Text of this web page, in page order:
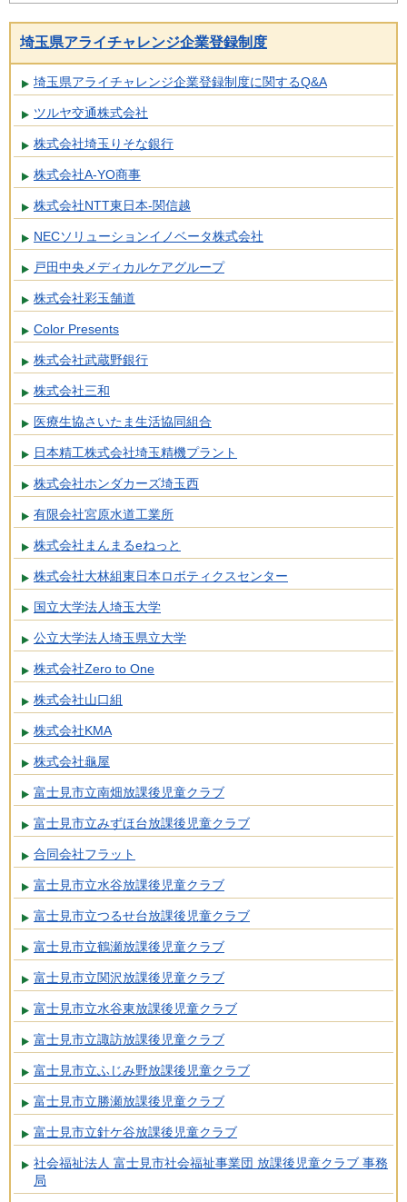
埼玉県アライチャレンジ企業登録制度
埼玉県アライチャレンジ企業登録制度に関するQ&A
ツルヤ交通株式会社
株式会社埼玉りそな銀行
株式会社A-YO商事
株式会社NTT東日本-関信越
NECソリューションイノベータ株式会社
戸田中央メディカルケアグループ
株式会社彩玉舗道
Color Presents
株式会社武蔵野銀行
株式会社三和
医療生協さいたま生活協同組合
日本精工株式会社埼玉精機プラント
株式会社ホンダカーズ埼玉西
有限会社宮原水道工業所
株式会社まんまるeねっと
株式会社大林組東日本ロボティクスセンター
国立大学法人埼玉大学
公立大学法人埼玉県立大学
株式会社Zero to One
株式会社山口組
株式会社KMA
株式会社龜屋
富士見市立南畑放課後児童クラブ
富士見市立みずほ台放課後児童クラブ
合同会社フラット
富士見市立水谷放課後児童クラブ
富士見市立つるせ台放課後児童クラブ
富士見市立鶴瀬放課後児童クラブ
富士見市立関沢放課後児童クラブ
富士見市立水谷東放課後児童クラブ
富士見市立諏訪放課後児童クラブ
富士見市立ふじみ野放課後児童クラブ
富士見市立勝瀬放課後児童クラブ
富士見市立針ケ谷放課後児童クラブ
社会福祉法人 富士見市社会福祉事業団 放課後児童クラブ 事務
局